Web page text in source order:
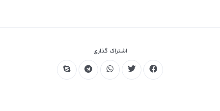
اشتراک گذاری